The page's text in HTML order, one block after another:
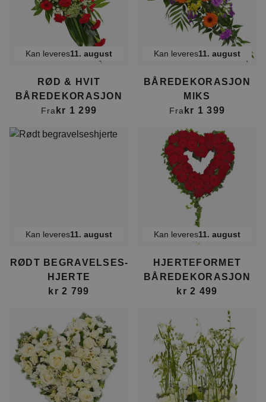
Kan leveres11. august
RØD & HVIT
BÅREDEKORASJON
Fra kr 1 299
Kan leveres11. august
BÅREDEKORASJON
MIKS
Fra kr 1 399
Kan leveres11. august
RØDT BEGRAVELSES­
HJERTE
kr 2 799
Kan leveres11. august
HJERTEFORMET
BÅREDEKORASJON
kr 2 499